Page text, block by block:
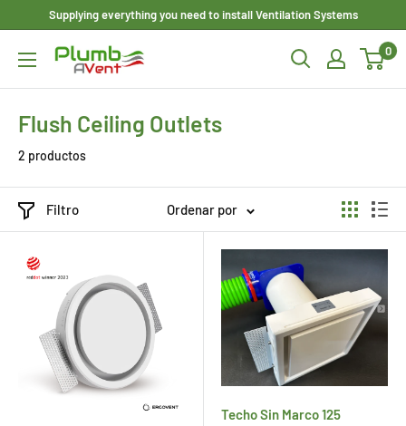
contenido
Supplying everything you need to install Ventilation Systems
Plumbavent
0
Flush Ceiling Outlets
2 productos
Filtro Ordenar por
Techo Sin Marco 125